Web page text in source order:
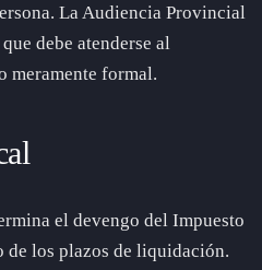
La Audiencia Provincial
debe atenderse al
meramente formal.
el devengo del Impuesto
de los plazos de liquidación.